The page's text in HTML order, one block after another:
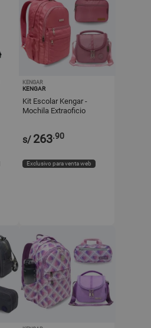
KENGAR
KENGAR
Kit Escolar Kengar -
Mochila Extraoficio
s/ 263.90
Exclusivo para venta web